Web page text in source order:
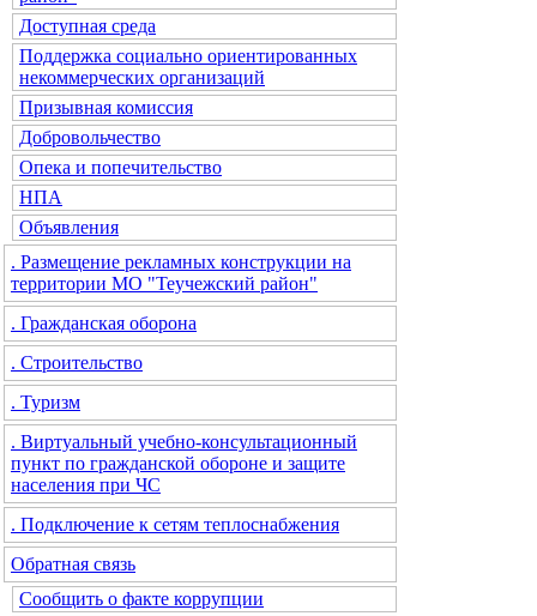
Доступная среда
Поддержка социально ориентированных
некоммерческих организаций
Призывная комиссия
Добровольчество
Опека и попечительство
НПА
Объявления
. Размещение рекламных конструкции на
территории МО "Теучежский район"
. Гражданская оборона
. Строительство
. Туризм
. Виртуальный учебно-консультационный
пункт по гражданской обороне и защите
населения при ЧС
. Подключение к сетям теплоснабжения
Обратная связь
Сообщить о факте коррупции